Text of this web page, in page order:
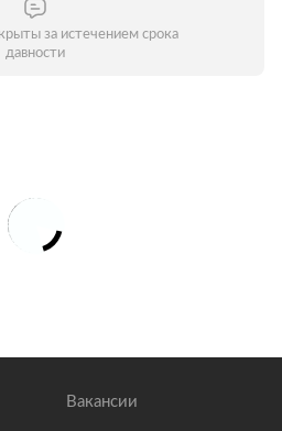
за истечением срока
давности
Вакансии